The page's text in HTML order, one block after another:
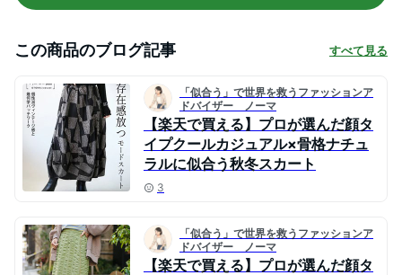
この商品のブログ記事 すべて見る
「似合う」で世界を救うファッションア
ドバイザー ノーマ
【楽天で買える】プロが選んだ顔タ
イプクールカジュアル×骨格ナチュ
ラルに似合う秋冬スカート
3
「似合う」で世界を救うファッションア
ドバイザー ノーマ
【楽天で買える】プロが選んだ顔タ